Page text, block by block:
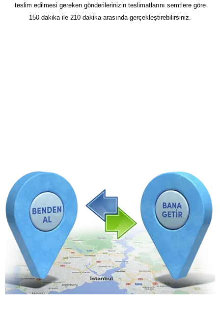
teslim edilmesi gereken gönderilerinizin teslimatlarını semtlere göre
150 dakika ile 210 dakika arasında gerçekleştirebilirsiniz.